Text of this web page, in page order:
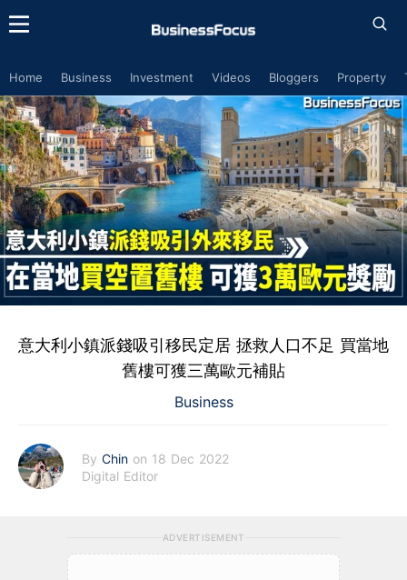
Home Business Investment Videos Bloggers Property
意大利小鎮派錢吸引移民定居 拯救人口不足 買當地
舊樓可獲三萬歐元補貼
Business
By Chin on 18 Dec 2022
Digital Editor
ADVERTISEMENT